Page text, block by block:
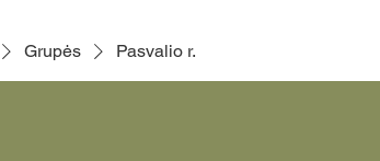
Grupės Pasvalio r.